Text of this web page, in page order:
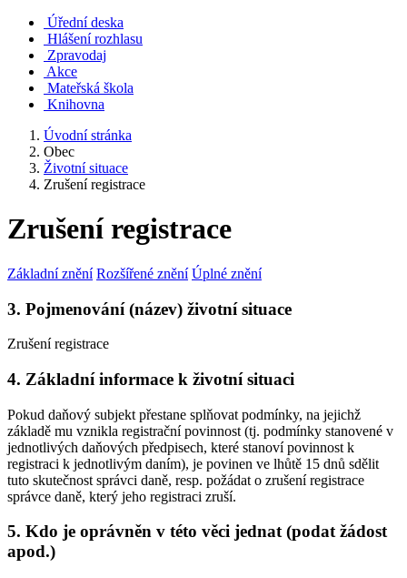
Úřední deska
Hlášení rozhlasu
Zpravodaj
Akce
Mateřská škola
Knihovna
Úvodní stránka
Obec
Životní situace
Zrušení registrace
Zrušení registrace
Základní znění Rozšířené znění Úplné znění
3. Pojmenování (název) životní situace
Zrušení registrace
4. Základní informace k životní situaci
Pokud daňový subjekt přestane splňovat podmínky, na jejichž
základě mu vznikla registrační povinnost (tj. podmínky stanovené v
jednotlivých daňových předpisech, které stanoví povinnost k
registraci k jednotlivým daním), je povinen ve lhůtě 15 dnů sdělit
tuto skutečnost správci daně, resp. požádat o zrušení registrace
správce daně, který jeho registraci zruší.
5. Kdo je oprávněn v této věci jednat (podat žádost
apod.)